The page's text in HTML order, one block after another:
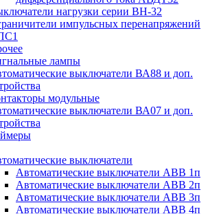
нагрузки серии ВН-32
импульсных перенапряжений
лампы
выключатели ВА88 и доп.
модульные
выключатели ВА07 и доп.
выключатели
Автоматические выключатели АВВ 1п
Автоматические выключатели АВВ 2п
Автоматические выключатели АВВ 3п
Автоматические выключатели АВВ 4п